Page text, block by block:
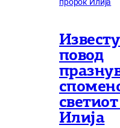
повод
Илија